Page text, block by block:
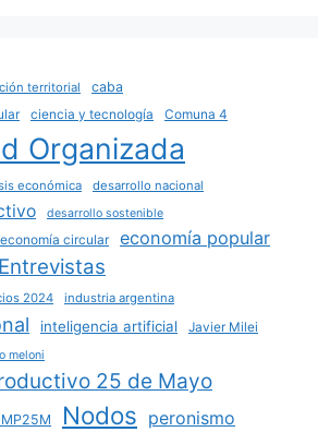
territorial
caba
ciencia y tecnología Comuna 4
Organizada
económica desarrollo nacional
desarrollo sostenible
economía circular economía popular
Entrevistas
2024 industria argentina
inteligencia artificial Javier Milei
meloni
25 de Mayo
Nodos peronismo